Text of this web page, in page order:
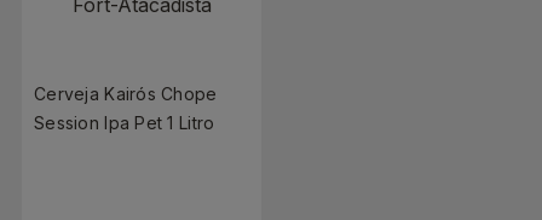
Cerveja Kairós Chope
Session Ipa Pet 1 Litro